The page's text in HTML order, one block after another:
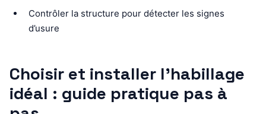
Contrôler la structure pour détecter les signes
d’usure
Choisir et installer l’habillage
idéal : guide pratique pas à